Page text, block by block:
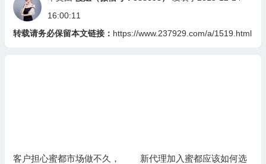
16:00:11
转载请务必保留本文链接： https://www.237929.com/a/1519.html
客户担心蜜都市场做不久，
新代理加入蜜都应该如何选